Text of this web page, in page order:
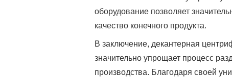
оборудование позволяет
качество конечного продукта.
В заключение, декантерная
значительно упрощает процесс
производства. Благодаря своей